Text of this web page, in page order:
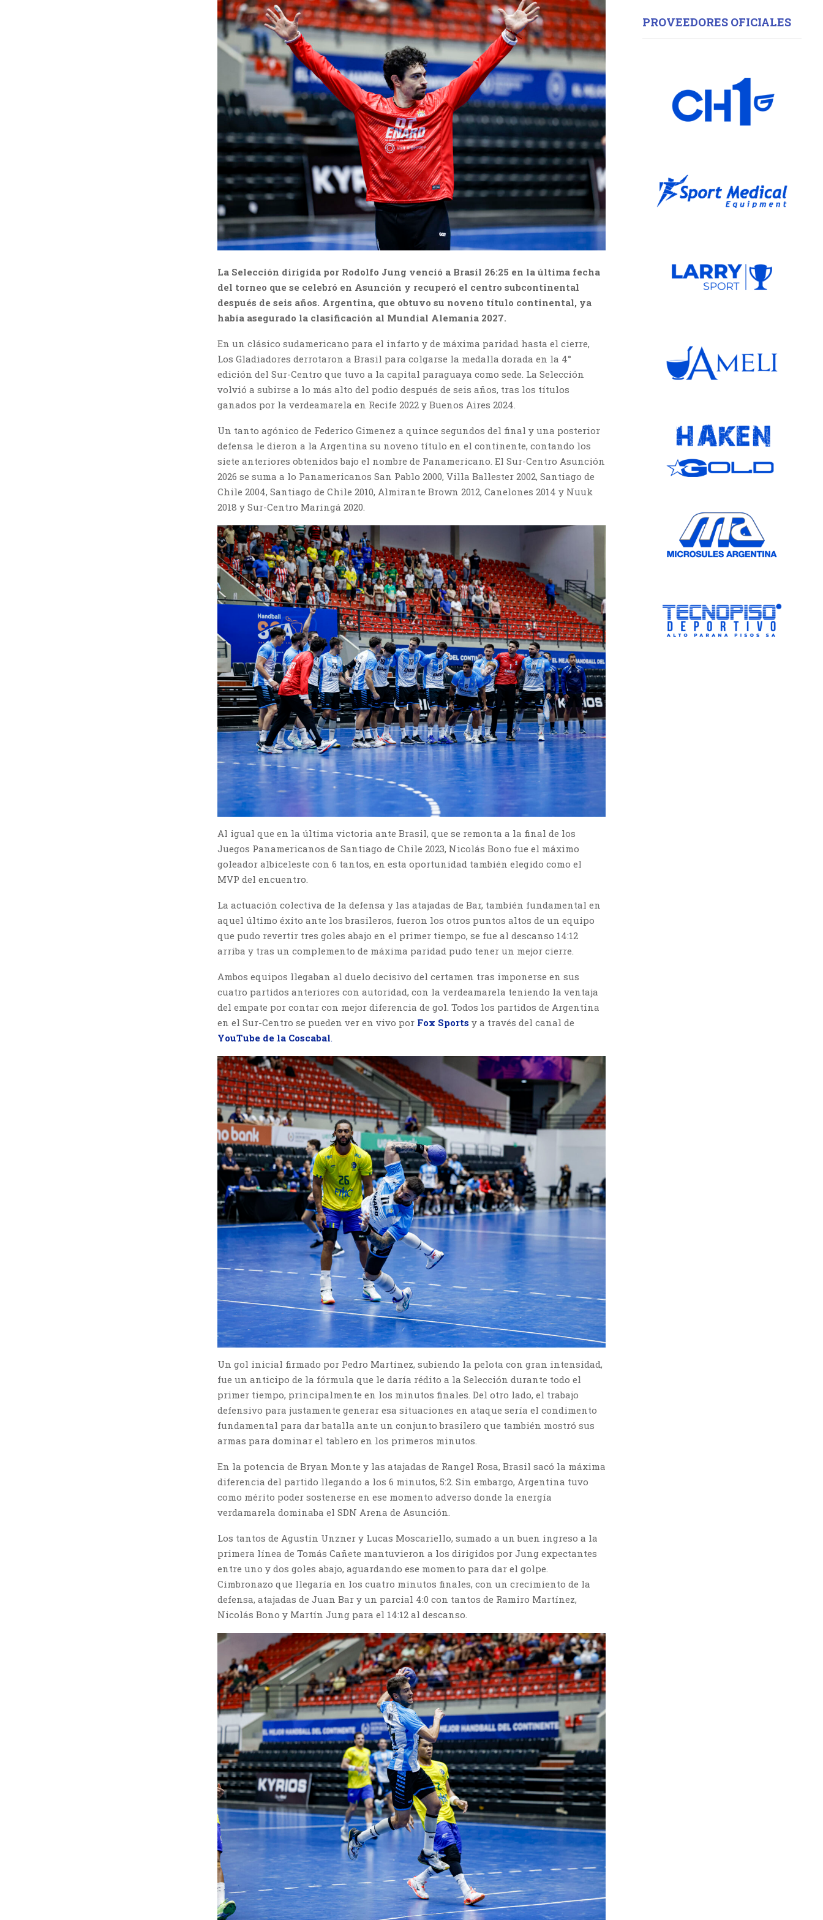
La Selección dirigida por Rodolfo Jung venció a Brasil 26:25 en la última fecha
del torneo que se celebró en Asunción y recuperó el centro subcontinental
después de seis años. Argentina, que obtuvo su noveno título continental, ya
había asegurado la clasificación al Mundial Alemania 2027.
En un clásico sudamericano para el infarto y de máxima paridad hasta el cierre,
Los Gladiadores derrotaron a Brasil para colgarse la medalla dorada en la 4°
edición del Sur-Centro que tuvo a la capital paraguaya como sede. La Selección
volvió a subirse a lo más alto del podio después de seis años, tras los títulos
ganados por la verdeamarela en Recife 2022 y Buenos Aires 2024.
Un tanto agónico de Federico Gimenez a quince segundos del final y una posterior
defensa le dieron a la Argentina su noveno título en el continente, contando los
siete anteriores obtenidos bajo el nombre de Panamericano. El Sur-Centro Asunción
2026 se suma a lo Panamericanos San Pablo 2000, Villa Ballester 2002, Santiago de
Chile 2004, Santiago de Chile 2010, Almirante Brown 2012, Canelones 2014 y Nuuk
2018 y Sur-Centro Maringá 2020.
Al igual que en la última victoria ante Brasil, que se remonta a la final de los
Juegos Panamericanos de Santiago de Chile 2023, Nicolás Bono fue el máximo
goleador albiceleste con 6 tantos, en esta oportunidad también elegido como el
MVP del encuentro.
La actuación colectiva de la defensa y las atajadas de Bar, también fundamental en
aquel último éxito ante los brasileros, fueron los otros puntos altos de un equipo
que pudo revertir tres goles abajo en el primer tiempo, se fue al descanso 14:12
arriba y tras un complemento de máxima paridad pudo tener un mejor cierre.
Ambos equipos llegaban al duelo decisivo del certamen tras imponerse en sus
cuatro partidos anteriores con autoridad, con la verdeamarela teniendo la ventaja
del empate por contar con mejor diferencia de gol. Todos los partidos de Argentina
en el Sur-Centro se pueden ver en vivo por Fox Sports y a través del canal de
YouTube de la Coscabal.
Un gol inicial firmado por Pedro Martínez, subiendo la pelota con gran intensidad,
fue un anticipo de la fórmula que le daría rédito a la Selección durante todo el
primer tiempo, principalmente en los minutos finales. Del otro lado, el trabajo
defensivo para justamente generar esa situaciones en ataque sería el condimento
fundamental para dar batalla ante un conjunto brasilero que también mostró sus
armas para dominar el tablero en los primeros minutos.
En la potencia de Bryan Monte y las atajadas de Rangel Rosa, Brasil sacó la máxima
diferencia del partido llegando a los 6 minutos, 5:2. Sin embargo, Argentina tuvo
como mérito poder sostenerse en ese momento adverso donde la energía
verdamarela dominaba el SDN Arena de Asunción.
Los tantos de Agustín Unzner y Lucas Moscariello, sumado a un buen ingreso a la
primera línea de Tomás Cañete mantuvieron a los dirigidos por Jung expectantes
entre uno y dos goles abajo, aguardando ese momento para dar el golpe.
Cimbronazo que llegaría en los cuatro minutos finales, con un crecimiento de la
defensa, atajadas de Juan Bar y un parcial 4:0 con tantos de Ramiro Martínez,
Nicolás Bono y Martín Jung para el 14:12 al descanso.
PROVEEDORES OFICIALES